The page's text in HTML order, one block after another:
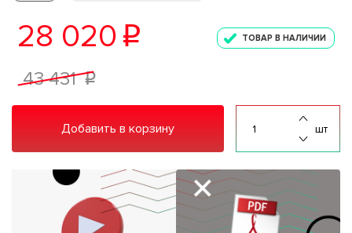
28 020 p ТОВАР В НАЛИЧИИ
43 431 p
Добавить в корзину шт